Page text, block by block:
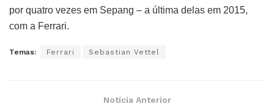
por quatro vezes em Sepang – a última delas em 2015,
com a Ferrari.
Temas: Ferrari Sebastian Vettel
Notícia Anterior